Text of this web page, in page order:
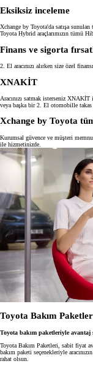
Eksiksiz inceleme
Xchange by Toyota'da satışa
Toyota Hybrid araçlarımızın tümü
Finans ve sigorta
2. El aracınızı alırken size özel
XNAKİT
Aracınızı satmak isterseniz XNAKİT
veya başka bir 2. El otomobille takas
Xchange by Toyota
Kurumsal güvence ve müşteri
ile hizmetinizde.
Toyota Bakım
Toyota bakım paketleriyle avantaj
Toyota Bakım Paketleri, sabit fiyat
bakım paketi seçenekleriyle
rahat olsun.